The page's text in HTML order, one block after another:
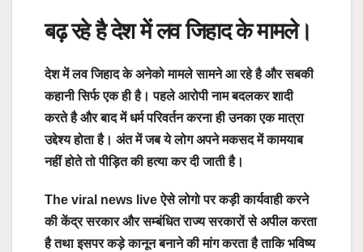
बढ़ रहे है देश में लव जिहाद के मामले।
देश में लव जिहाद के अनेको मामले सामने आ रहे है और सबकी
कहानी सिर्फ एक ही है। पहले आरोपी नाम बदलकर शादी
करते है और बाद में धर्म परिवर्तन करना ही उनका एक मात्रा
उद्देश्य होता है। अंत में जब ये लोग अपने मकसद में कामयाब
नहीं होते तो पीड़ित की हत्या कर दी जाती है।
The viral news live ऐसे लोगो पर कड़ी कार्यवाही करने
की केंद्र सरकार और सम्बंधित राज्य सरकारों से अपील करता
है तथा इसपर कड़े कानून बनाने की मांग करता है ताकि भविष्य